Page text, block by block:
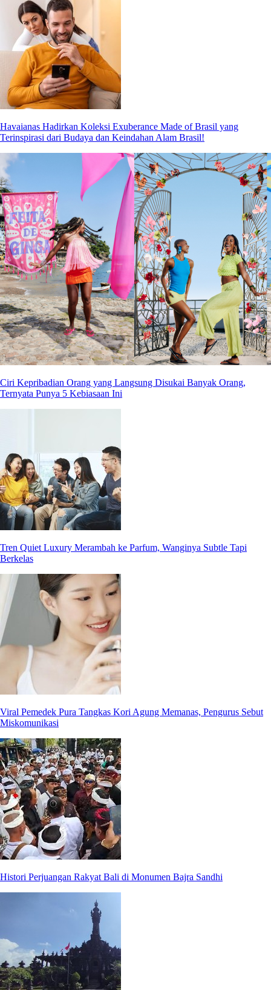
Havaianas Hadirkan Koleksi Exuberance Made of Brasil yang
Terinspirasi dari Budaya dan Keindahan Alam Brasil!
Ciri Kepribadian Orang yang Langsung Disukai Banyak Orang,
Ternyata Punya 5 Kebiasaan Ini
Tren Quiet Luxury Merambah ke Parfum, Wanginya Subtle Tapi
Berkelas
Viral Pemedek Pura Tangkas Kori Agung Memanas, Pengurus Sebut
Miskomunikasi
Histori Perjuangan Rakyat Bali di Monumen Bajra Sandhi